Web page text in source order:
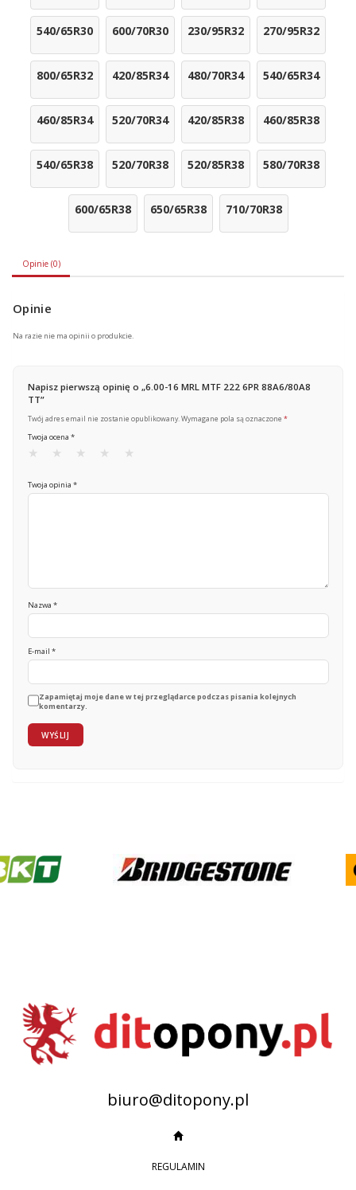
540/65R30 600/70R30 230/95R32 270/95R32
800/65R32 420/85R34 480/70R34 540/65R34
460/85R34 520/70R34 420/85R38 460/85R38
540/65R38 520/70R38 520/85R38 580/70R38
600/65R38 650/65R38 710/70R38
Opinie (0)
Opinie
Na razie nie ma opinii o produkcie.
Napisz pierwszą opinię o „6.00-16 MRL MTF 222 6PR 88A6/80A8
TT”
Twój adres email nie zostanie opublikowany. Wymagane pola są oznaczone *
Twoja ocena *
Twoja opinia *
Nazwa *
E-mail *
Zapamiętaj moje dane w tej przeglądarce podczas pisania kolejnych
komentarzy.
biuro@ditopony.pl
REGULAMIN